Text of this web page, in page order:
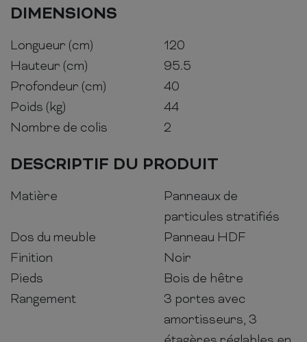
DIMENSIONS
Longueur (cm)
120
Hauteur (cm)
95.5
Profondeur (cm)
40
Poids (kg)
44
Nombre de colis
2
DESCRIPTIF DU PRODUIT
Matière
Panneaux de
particules stratifiés
Dos du meuble
Panneau HDF
Finition
Noir
Pieds
Bois de hêtre
Rangement
3 portes avec
amortisseurs, 3